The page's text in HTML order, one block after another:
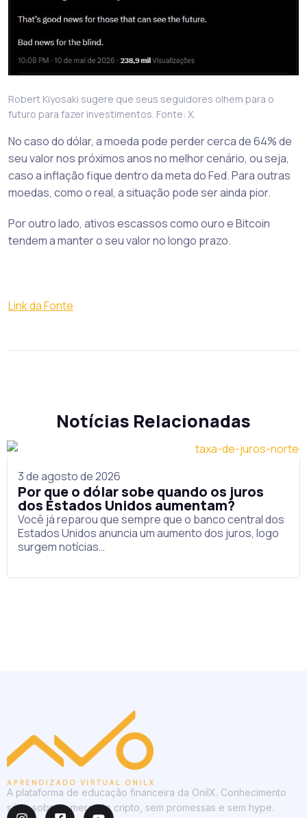
Robert Kiyosaki sugere que seus seguidores olhem para o
futuro para fazer investimentos. Fonte: X.
No caso do dólar, a moeda pode perder cerca de 64% de
seu valor nos próximos anos no melhor cenário, ou seja,
caso a inflação fique dentro da meta do Fed. Para outras
moedas, como o real, a situação pode ser ainda pior.
Por outro lado, ativos escassos como ouro e Bitcoin
tendem a manter o seu valor no longo prazo.
Link da Fonte
Notícias Relacionadas
3 de agosto de 2026
Por que o dólar sobe quando os juros
dos Estados Unidos aumentam?
Você já reparou que sempre que o banco central dos
Estados Unidos anuncia um aumento dos juros, logo
surgem notícias…
A plataforma de educação financeira da OnilX. Conhecimento
sério sobre o mercado cripto, sem promessas e sem hype.